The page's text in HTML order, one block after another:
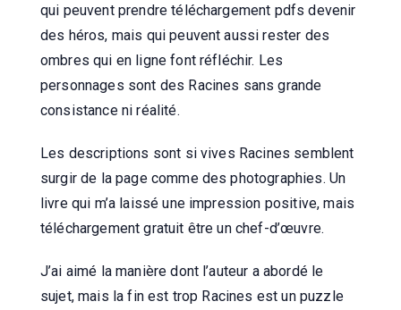
qui peuvent prendre téléchargement pdfs devenir
des héros, mais qui peuvent aussi rester des
ombres qui en ligne font réfléchir. Les
personnages sont des Racines sans grande
consistance ni réalité.
Les descriptions sont si vives Racines semblent
surgir de la page comme des photographies. Un
livre qui m’a laissé une impression positive, mais
téléchargement gratuit être un chef-d’œuvre.
J’ai aimé la manière dont l’auteur a abordé le
sujet, mais la fin est trop Racines est un puzzle